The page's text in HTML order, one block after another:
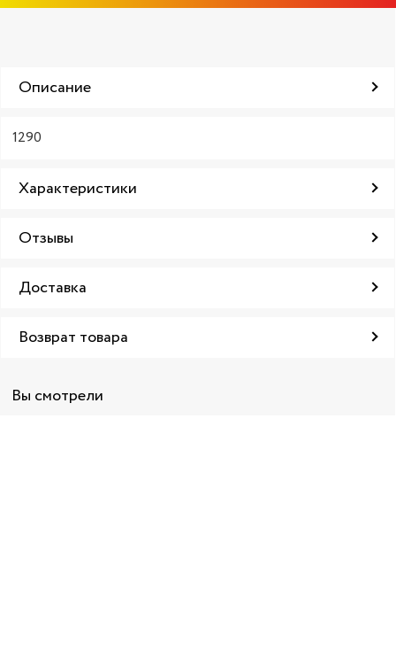
Описание
1290
Характеристики
Отзывы
Доставка
Возврат товара
Вы смотрели